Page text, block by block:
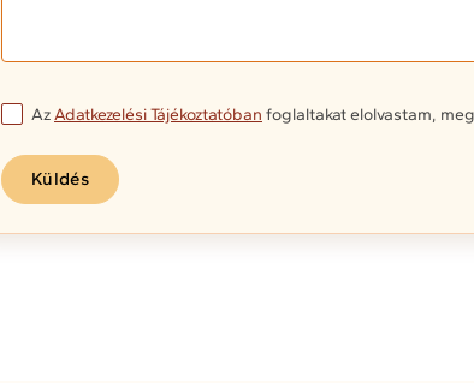
AzAdatkezelési Tájékoztatóban foglaltakat elolvastam,
Küldés